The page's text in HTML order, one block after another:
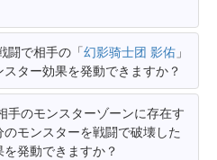
闘で相手の「幻影骑士团 影佑 」
ター効果を発動できますか？
手のモンスターゾーンに存在す
モンスターを戦闘で破壊した
発動できますか？